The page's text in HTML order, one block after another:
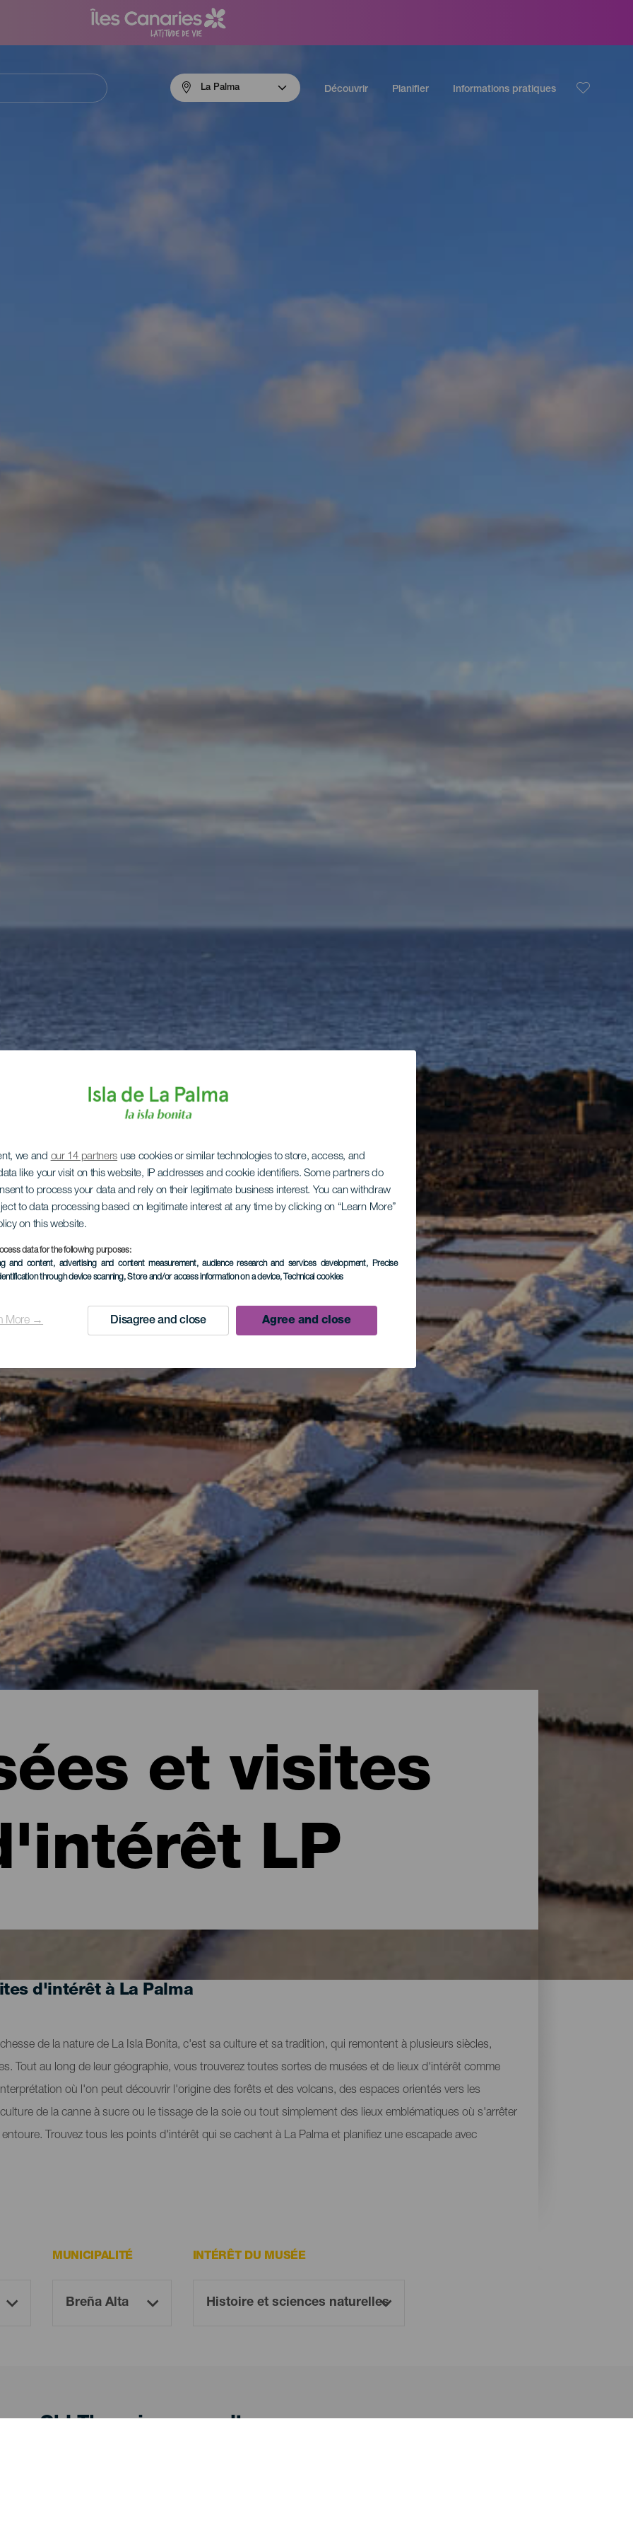
we and our 14 partners use cookies or similar technologies to store, access, and
like your visit on this website, IP addresses and cookie identifiers. Some partners do
to process your data and rely on their legitimate business interest. You can withdraw
to data processing based on legitimate interest at any time by clicking on “Learn More”
on this website.
data for the following purposes:
and content, advertising and content measurement, audience research and services development, Precise
through device scanning, Store and/or access information on a device, Technical cookies
More → Disagree and close Agree and close
La Palma Découvrir Planifier Informations pratiques
et visites
LP
d'intérêt à La Palma
de la nature de La Isla Bonita, c'est sa culture et sa tradition, qui remontent à plusieurs siècles,
Tout au long de leur géographie, vous trouverez toutes sortes de musées et de lieux d'intérêt comme
où l'on peut découvrir l'origine des forêts et des volcans, des espaces orientés vers les
de la canne à sucre ou le tissage de la soie ou tout simplement des lieux emblématiques où s'arrêter
Trouvez tous les points d'intérêt qui se cachent à La Palma et planifiez une escapade avec
MUNICIPALITÉ INTÉRÊT DU MUSÉE
Oh! There is no results ...